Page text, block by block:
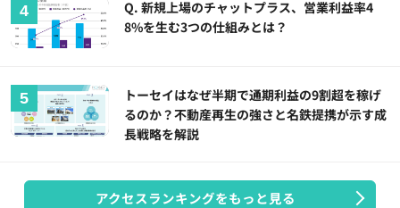
Q. 新規上場のチャットプラス、営業利益率4
8%を生む3つの仕組みとは？
トーセイはなぜ半期で通期利益の9割超を稼げ
るのか？不動産再生の強さと名鉄提携が示す成
長戦略を解説
アクセスランキングをもっと見る